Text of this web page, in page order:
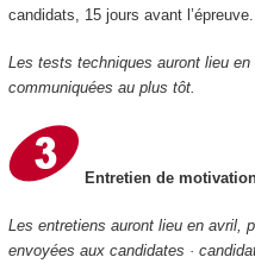
candidats, 15 jours avant l’épreuve.
Les tests techniques auront lieu
communiquées au plus tôt.
Entretien de
Les entretiens auront lieu en avril,
envoyées aux candidates ·